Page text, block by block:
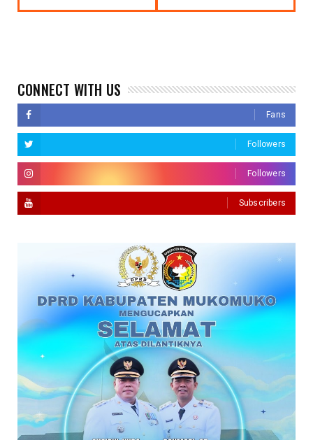
CONNECT WITH US
Fans
Followers
Followers
Subscribers